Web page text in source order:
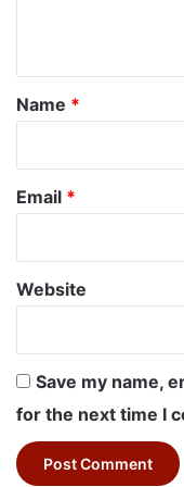
*
Name *
Email *
Website
Save my name,
for the next time I